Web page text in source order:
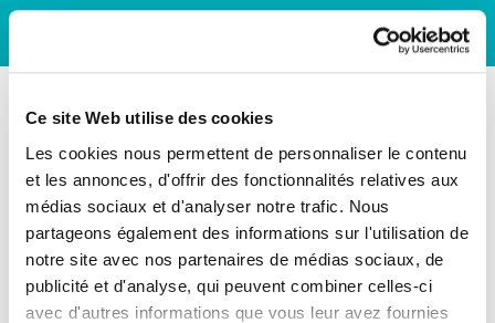
Ce site Web utilise des cookies
Les cookies nous permettent de personnaliser le contenu
et les annonces, d'offrir des fonctionnalités relatives aux
médias sociaux et d'analyser notre trafic. Nous
partageons également des informations sur l'utilisation de
notre site avec nos partenaires de médias sociaux, de
publicité et d'analyse, qui peuvent combiner celles-ci
avec d'autres informations que vous leur avez fournies